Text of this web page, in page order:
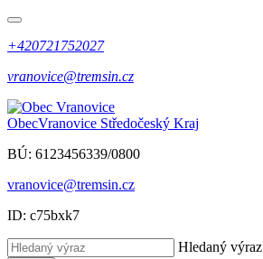
+420721752027
vranovice@tremsin.cz
ObecVranovice Středočeský Kraj
BÚ: 6123456339/0800
vranovice@tremsin.cz
ID: c75bxk7
Hledaný výraz